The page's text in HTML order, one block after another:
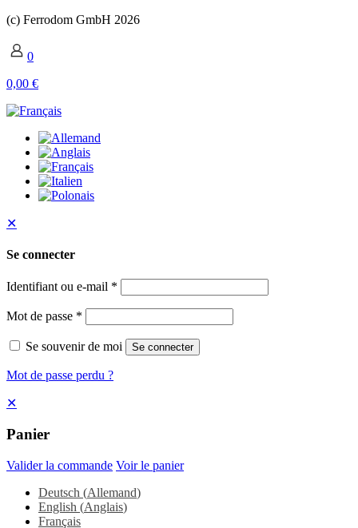
(c) Ferrodom GmbH 2026
0
0,00 €
✕
Se connecter
Identifiant ou e-mail *
Mot de passe *
Se souvenir de moi Se connecter
Mot de passe perdu ?
✕
Panier
Valider la commande Voir le panier
Deutsch (Allemand)
English (Anglais)
Français